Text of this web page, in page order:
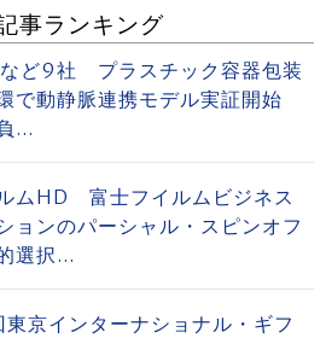
事ランキング
ど9社 プラスチック容器包装
で動静脈連携モデル実証開始
...
ムHD 富士フイルムビジネス
ョンのパーシャル・スピンオフ
選択...
東京インターナショナル・ギフ